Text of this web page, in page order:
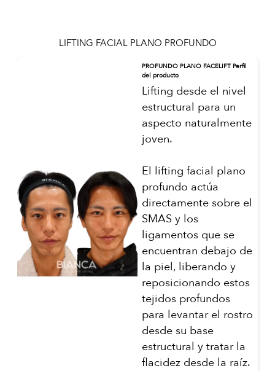
LIFTING FACIAL PLANO PROFUNDO
PROFUNDO PLANO FACELIFT Perfil
del producto
Lifting desde el nivel
estructural para un
aspecto naturalmente
joven.
El lifting facial plano
profundo actúa
directamente sobre el
SMAS y los
ligamentos que se
encuentran debajo de
la piel, liberando y
reposicionando estos
tejidos profundos
para levantar el rostro
desde su base
estructural y tratar la
flacidez desde la raíz.